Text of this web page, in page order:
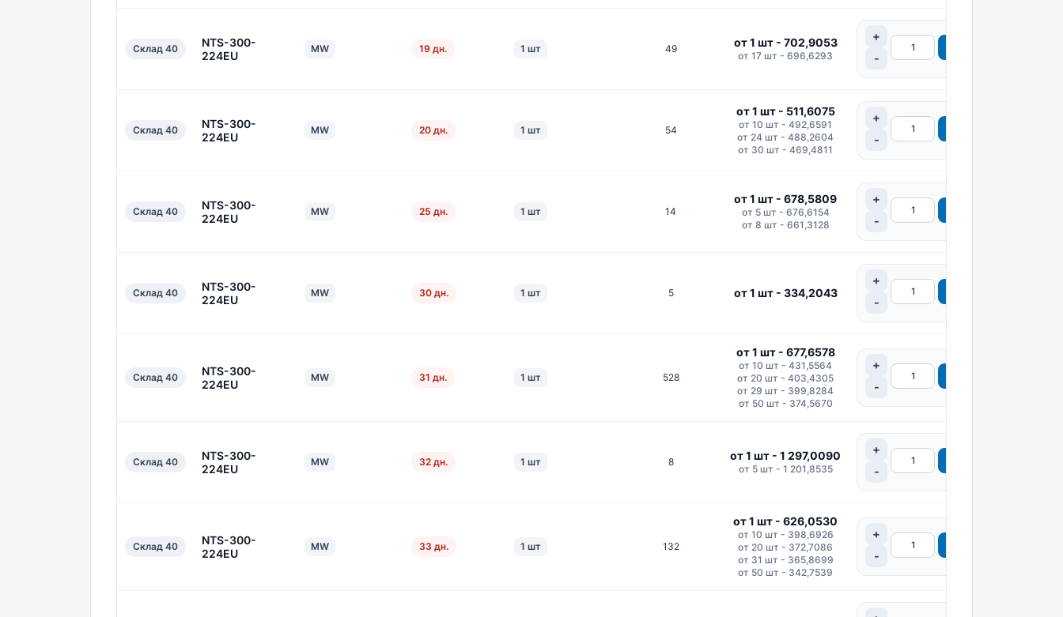
Склад 40
NTS-300-
224EU
MW 19 дн. 1 шт 49 от 1 шт - 702,9053
от 17 шт - 696,6293
Склад 40
NTS-300-
224EU
MW 20 дн. 1 шт 54
от 1 шт - 511,6075
от 10 шт - 492,6591
от 24 шт - 488,2604
от 30 шт - 469,4811
Склад 40
NTS-300-
224EU
MW 25 дн. 1 шт 14
от 1 шт - 678,5809
от 5 шт - 676,6154
от 8 шт - 661,3128
Склад 40
NTS-300-
224EU
MW 30 дн. 1 шт 5 от 1 шт - 334,2043
Склад 40
NTS-300-
224EU
MW 31 дн. 1 шт 528
от 1 шт - 677,6578
от 10 шт - 431,5564
от 20 шт - 403,4305
от 29 шт - 399,8284
от 50 шт - 374,5670
Склад 40
NTS-300-
224EU
MW 32 дн. 1 шт 8 от 1 шт - 1 297,0090
от 5 шт - 1 201,8535
Склад 40
NTS-300-
224EU
MW 33 дн. 1 шт 132
от 1 шт - 626,0530
от 10 шт - 398,6926
от 20 шт - 372,7086
от 31 шт - 365,8699
от 50 шт - 342,7539